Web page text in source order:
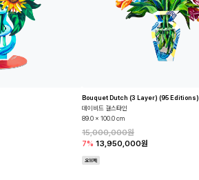
Bouquet Dutch (3 Layer) (95 Editions)
데이비드 걸스타인
89.0 x 100.0 cm
15,000,000원
7% 13,950,000원
오브제